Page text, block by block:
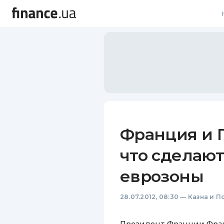
Франция и
что
еврозоны
28.07.2012, 08:30 — Казна и